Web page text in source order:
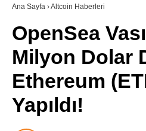
SÖZLÜK
Ana Sayfa ›Altcoin Haberleri
OpenSea
Milyon Dolar
Ethereum
Yapıldı!